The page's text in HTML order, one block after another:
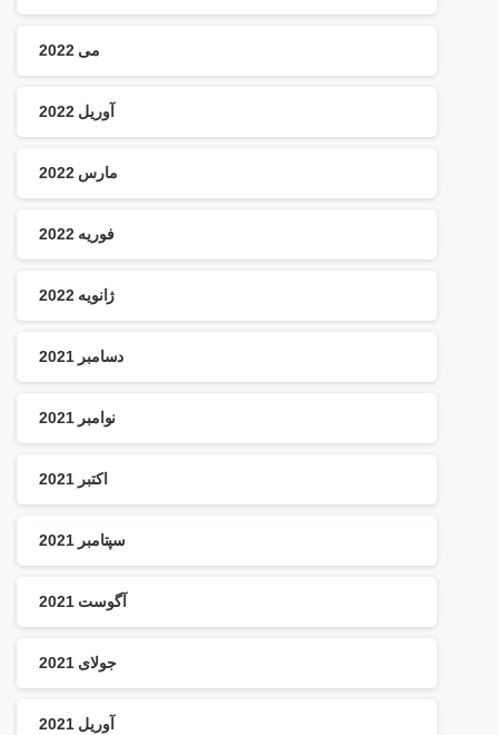
می 2022
آوریل 2022
مارس 2022
فوریه 2022
ژانویه 2022
دسامبر 2021
نوامبر 2021
اکتبر 2021
سپتامبر 2021
آگوست 2021
جولای 2021
آوریل 2021